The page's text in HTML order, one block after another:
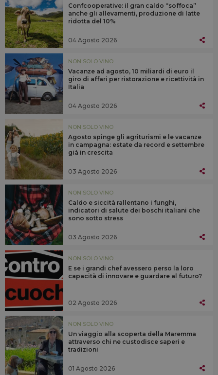
Confcooperative: il gran caldo “soffoca”
anche gli allevamenti, produzione di latte
ridotta del 10%
04 Agosto 2026
NON SOLO VINO
Vacanze ad agosto, 10 miliardi di euro il
giro di affari per ristorazione e ricettività in
Italia
04 Agosto 2026
NON SOLO VINO
Agosto spinge gli agriturismi e le vacanze
in campagna: estate da record e settembre
già in crescita
03 Agosto 2026
NON SOLO VINO
Caldo e siccità rallentano i funghi,
indicatori di salute dei boschi italiani che
sono sotto stress
03 Agosto 2026
NON SOLO VINO
E se i grandi chef avessero perso la loro
capacità di innovare e guardare al futuro?
02 Agosto 2026
NON SOLO VINO
Un viaggio alla scoperta della Maremma
attraverso chi ne custodisce saperi e
tradizioni
01 Agosto 2026